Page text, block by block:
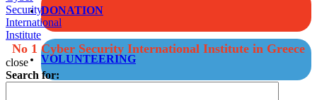
DONATION
VOLUNTEERING
No 1 Cyber Security International Institute in Greece
close
Search for: